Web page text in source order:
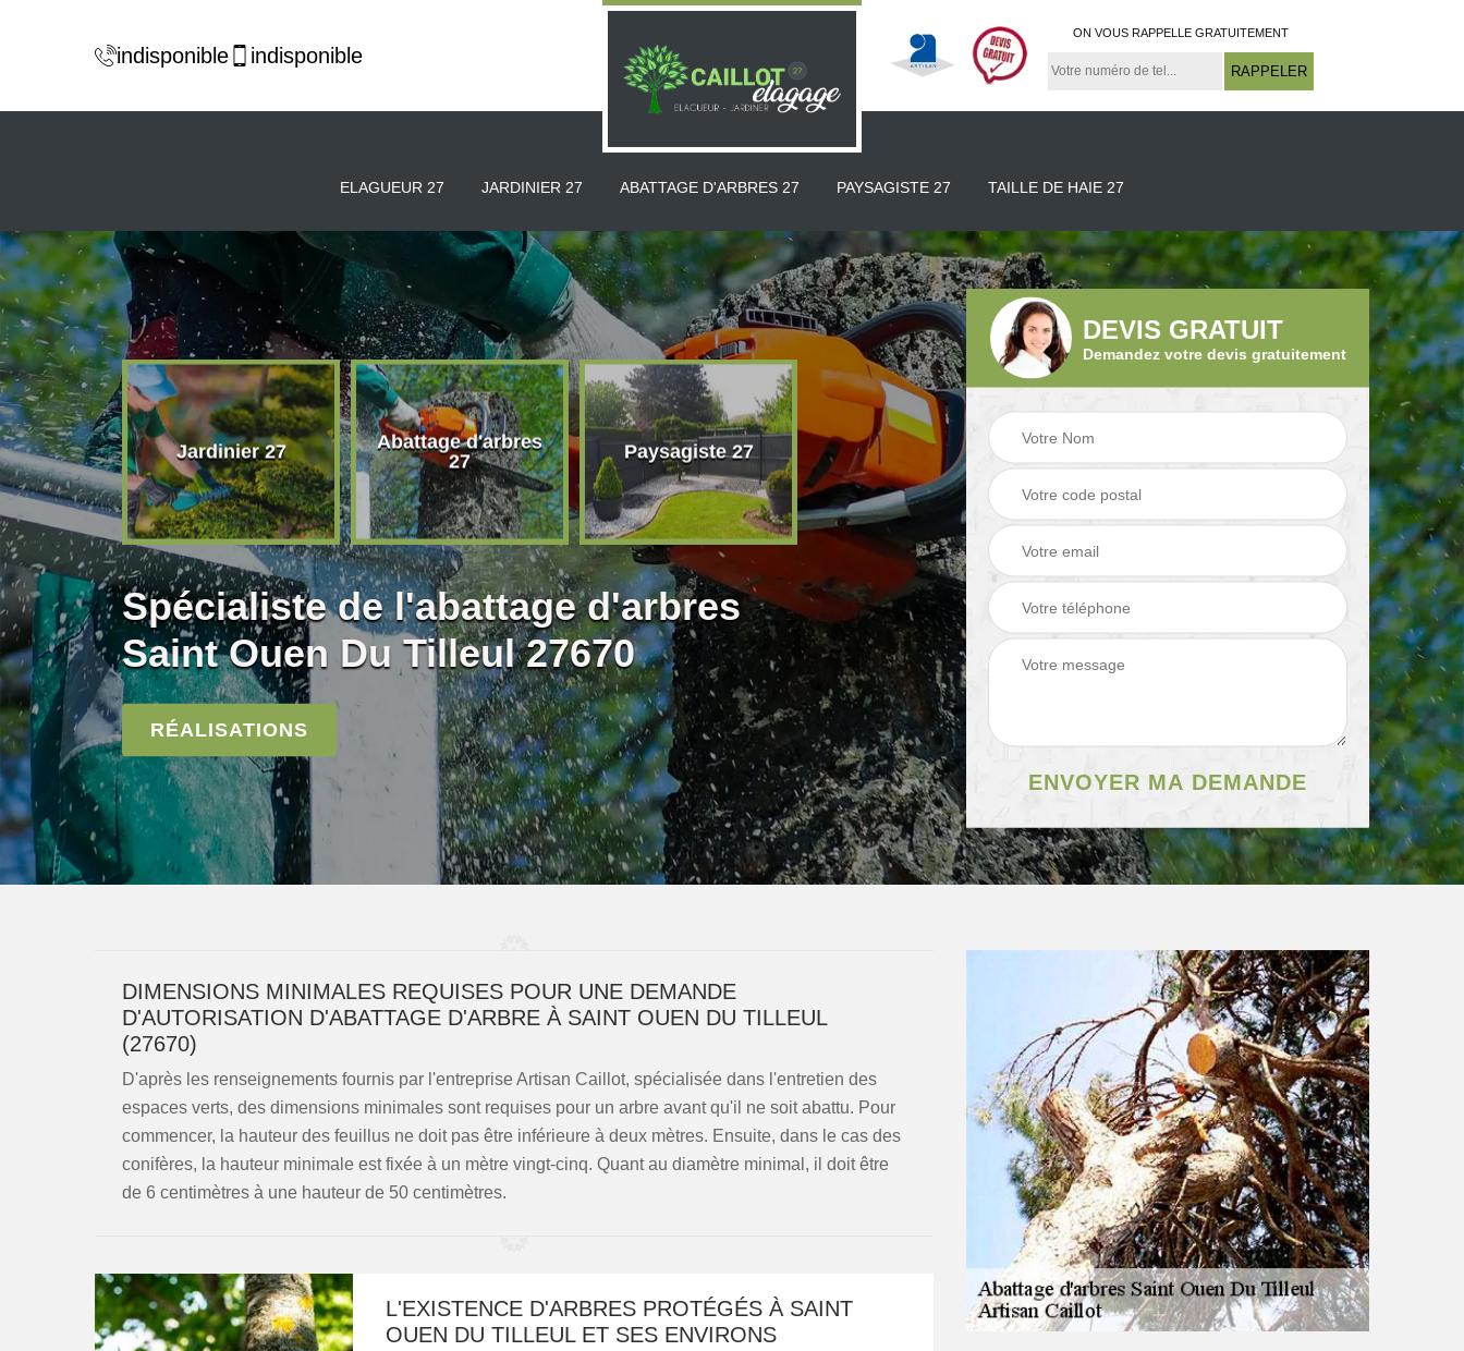
indisponible indisponible
ON VOUS RAPPELLE GRATUITEMENT
ELAGUEUR 27 JARDINIER 27 ABATTAGE D'ARBRES 27 PAYSAGISTE 27 TAILLE DE HAIE 27
27 Jardinier 27
Abattage d'arbres
27
Paysagiste 27 Taille de haie 27 Jardinier 27
Spécialiste de l'abattage d'arbres
Saint Ouen Du Tilleul 27670
RÉALISATIONS
DEVIS GRATUIT
Demandez votre devis gratuitement
DIMENSIONS MINIMALES REQUISES POUR UNE DEMANDE
D'AUTORISATION D'ABATTAGE D'ARBRE À SAINT OUEN DU TILLEUL
(27670)
D'après les renseignements fournis par l'entreprise Artisan Caillot, spécialisée dans l'entretien des
espaces verts, des dimensions minimales sont requises pour un arbre avant qu'il ne soit abattu. Pour
commencer, la hauteur des feuillus ne doit pas être inférieure à deux mètres. Ensuite, dans le cas des
conifères, la hauteur minimale est fixée à un mètre vingt-cinq. Quant au diamètre minimal, il doit être
de 6 centimètres à une hauteur de 50 centimètres.
L'EXISTENCE D'ARBRES PROTÉGÉS À SAINT
OUEN DU TILLEUL ET SES ENVIRONS